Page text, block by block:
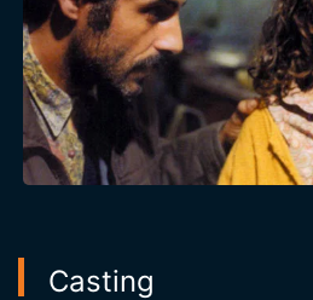
Casting